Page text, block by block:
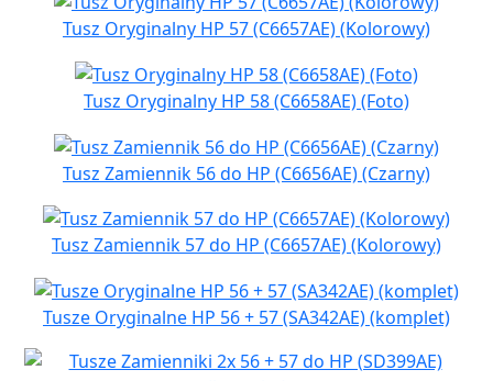
Tusz Oryginalny HP 57 (C6657AE) (Kolorowy)
Tusz Oryginalny HP 58 (C6658AE) (Foto)
Tusz Zamiennik 56 do HP (C6656AE) (Czarny)
Tusz Zamiennik 57 do HP (C6657AE) (Kolorowy)
Tusze Oryginalne HP 56 + 57 (SA342AE) (komplet)